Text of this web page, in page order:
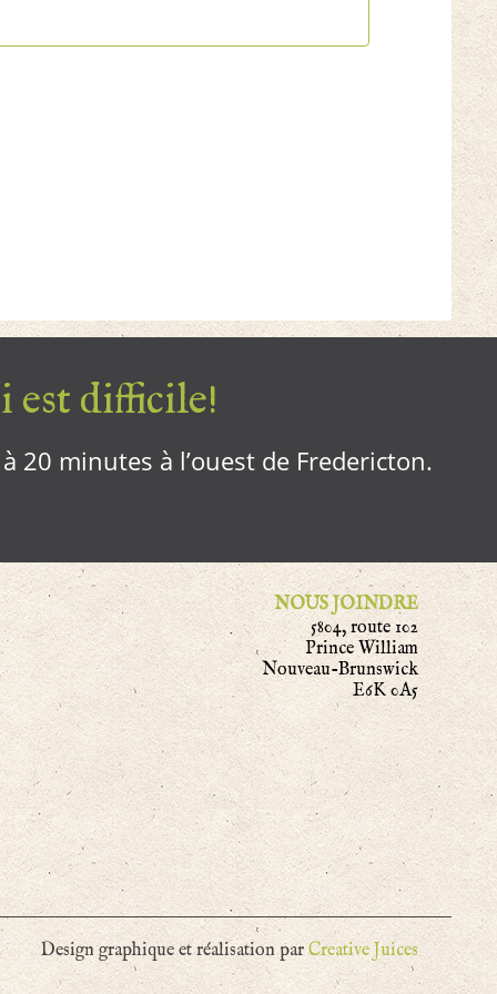
est difficile!
20 minutes à l’ouest de Fredericton.
NOUS JOINDRE
5804, route 102
Prince William
Nouveau-Brunswick
E6K 0A5
Design graphique et réalisation parCreative Juices